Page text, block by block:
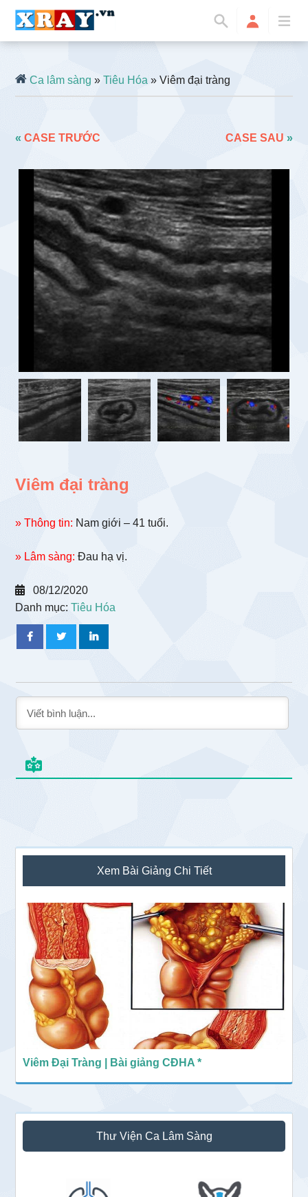
Ca lâm sàng »Tiêu Hóa » Viêm đại tràng
«CASE TRƯỚC CASE SAU »
Viêm đại tràng
» Thông tin: Nam giới – 41 tuổi.
» Lâm sàng: Đau hạ vị.
08/12/2020
Danh mục:Tiêu Hóa
Sidebar
chính
Xem Bài Giảng Chi Tiết
Viêm Đại Tràng | Bài giảng CĐHA *
Thư Viện Ca Lâm Sàng